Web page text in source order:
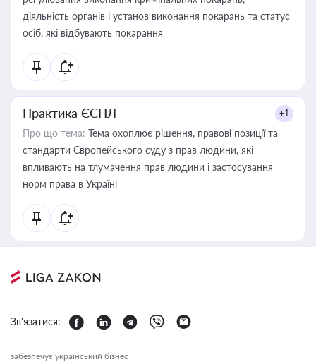
діяльність органів і установ виконання покарань та статус
осіб, які відбувають покарання
Практика ЄСПЛ +1
Про що тема: Тема охоплює рішення, правові позиції та
стандарти Європейського суду з прав людини, які
впливають на тлумачення прав людини і застосування
норм права в Україні
Зв'язатися:
забезпечує український бізнес